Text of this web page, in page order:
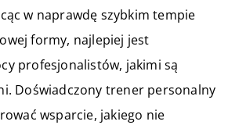
w naprawdę szybkim tempie
formy, najlepiej jest
profesjonalistów, jakimi są
Doświadczony trener personalny
wsparcie, jakiego nie